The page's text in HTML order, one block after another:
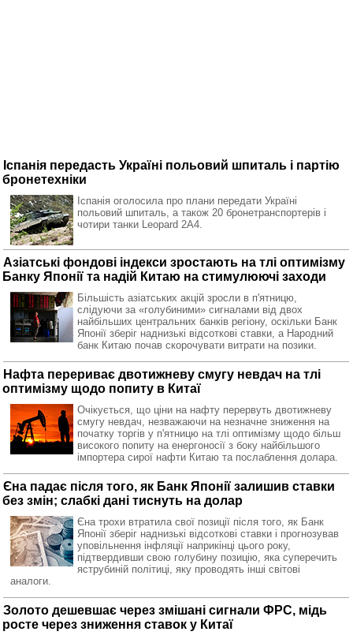
Іспанія передасть Україні польовий шпиталь і партію
бронетехніки
Іспанія оголосила про плани передати Україні
польовий шпиталь, а також 20 бронетранспортерів і
чотири танки Leopard 2A4.
Азіатські фондові індекси зростають на тлі оптимізму
Банку Японії та надій Китаю на стимулюючі заходи
Більшість азіатських акцій зросли в п'ятницю,
слідуючи за «голубиними» сигналами від двох
найбільших центральних банків регіону, оскільки Банк
Японії зберіг наднизькі відсоткові ставки, а Народний
банк Китаю почав скорочувати витрати на позики.
Нафта перериває двотижневу смугу невдач на тлі
оптимізму щодо попиту в Китаї
Очікується, що ціни на нафту перервуть двотижневу
смугу невдач, незважаючи на незначне зниження на
початку торгів у п'ятницю на тлі оптимізму щодо більш
високого попиту на енергоносії з боку найбільшого
імпортера сирої нафти Китаю та послаблення долара.
Єна падає після того, як Банк Японії залишив ставки
без змін; слабкі дані тиснуть на долар
Єна трохи втратила свої позиції після того, як Банк
Японії зберіг наднизькі відсоткові ставки і прогнозував
уповільнення інфляції наприкінці цього року,
підтвердивши свою голубину позицію, яка суперечить
яструбиній політиці, яку проводять інші світові
аналоги.
Золото дешевшає через змішані сигнали ФРС, мідь
росте через зниження ставок у Китаї